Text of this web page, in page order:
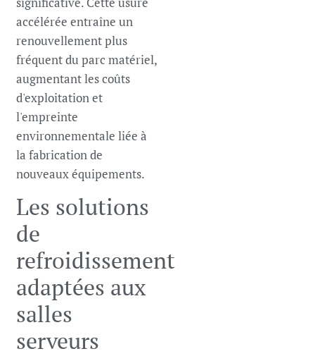
accélérée entraîne un
renouvellement plus
fréquent du parc matériel,
augmentant les coûts
d'exploitation et
l'empreinte
environnementale liée à
la fabrication de
nouveaux équipements.
Les solutions
de
refroidissement
adaptées aux
salles
serveurs